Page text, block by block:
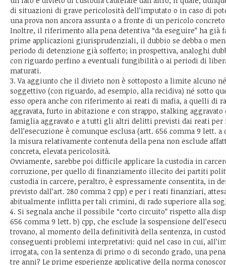
di situazioni di grave pericolosità dell’imputato o in caso di
una prova non ancora assunta o a fronte di un pericolo
Inoltre, il riferimento alla pena detentiva “da eseguire” ha già
prime applicazioni giurisprudenziali, il dubbio se debba o
periodo di detenzione già sofferto; in prospettiva, analoghi
con riguardo perfino a eventuali fungibilità o ai periodi di
maturati.
3. Va aggiunto che il divieto non è sottoposto a limite alcuno
soggettivo (con riguardo, ad esempio, alla recidiva) né sotto
esso opera anche con riferimento ai reati di mafia, a quelli di
aggravata, furto in abitazione e con strappo, stalking
famiglia aggravato e a tutti gli altri delitti previsti dai reati per
dell’esecuzione è comunque esclusa (artt. 656 comma 9 lett.
la misura relativamente contenuta della pena non esclude
concreta, elevata pericolosità.
Ovviamente, sarebbe poi difficile applicare la custodia in
corruzione, per quello di finanziamento illecito dei partiti
custodia in carcere, peraltro, è espressamente consentita, in
previsto dall’art. 280 comma 2 cpp) e per i reati finanziari,
abitualmente inflitta per tali crimini, di rado superiore alla
4. Si segnala anche il possibile “corto circuito” rispetto alla
656 comma 9 lett. b) cpp, che esclude la sospensione
trovano, al momento della definitività della sentenza, in
conseguenti problemi interpretativi: quid nel caso in cui,
irrogata, con la sentenza di primo o di secondo grado, una
tre anni? Le prime esperienze applicative della norma